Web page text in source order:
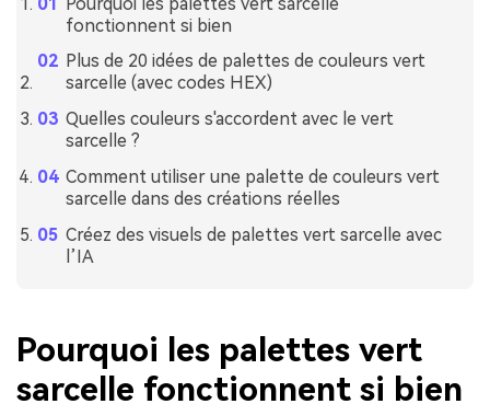
fonctionnent si bien
Plus de 20 idées de palettes de couleurs vert
sarcelle (avec codes HEX)
Quelles couleurs s'accordent avec le vert
sarcelle ?
Comment utiliser une palette de couleurs vert
sarcelle dans des créations réelles
Créez des visuels de palettes vert sarcelle avec
l’IA
Pourquoi les palettes vert
sarcelle fonctionnent si bien